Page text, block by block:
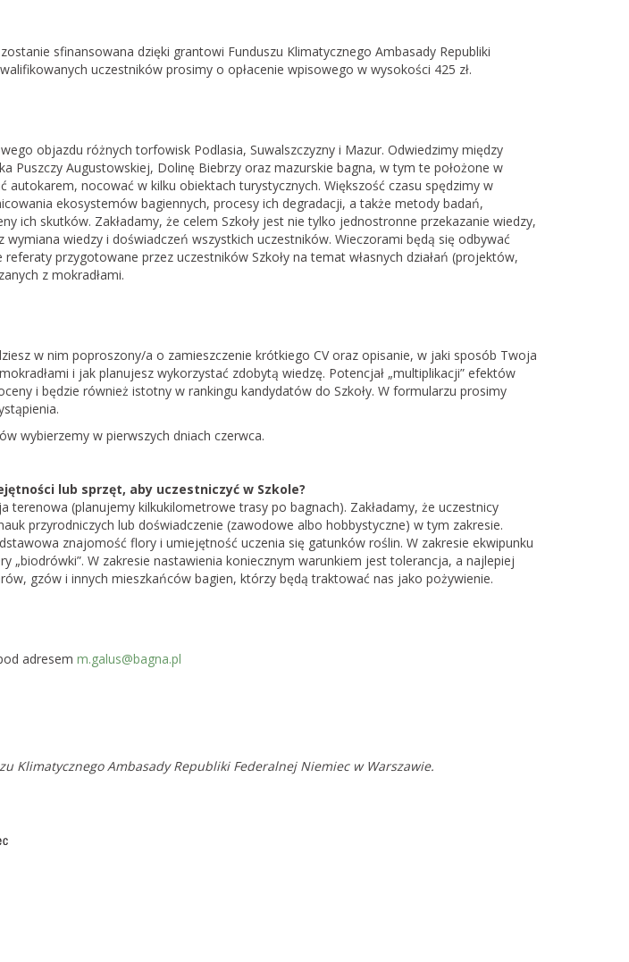
sfinansowana dzięki grantowi Funduszu Klimatycznego Ambasady Republiki
uczestników prosimy o opłacenie wpisowego w wysokości 425 zł.
objazdu różnych torfowisk Podlasia, Suwalszczyzny i Mazur. Odwiedzimy między
Puszczy Augustowskiej, Dolinę Biebrzy oraz mazurskie bagna, w tym te położone w
autokarem, nocować w kilku obiektach turystycznych. Większość czasu spędzimy w
ekosystemów bagiennych, procesy ich degradacji, a także metody badań,
ich skutków. Zakładamy, że celem Szkoły jest nie tylko jednostronne przekazanie wiedzy,
wiedzy i doświadczeń wszystkich uczestników. Wieczorami będą się odbywać
przygotowane przez uczestników Szkoły na temat własnych działań (projektów,
z mokradłami.
w nim poproszony/a o zamieszczenie krótkiego CV oraz opisanie, w jaki sposób Twoja
i jak planujesz wykorzystać zdobytą wiedzę. Potencjał „multiplikacji” efektów
i będzie również istotny w rankingu kandydatów do Szkoły. W formularzu prosimy
wybierzemy w pierwszych dniach czerwca.
lub sprzęt, aby uczestniczyć w Szkole?
terenowa (planujemy kilkukilometrowe trasy po bagnach). Zakładamy, że uczestnicy
przyrodniczych lub doświadczenie (zawodowe albo hobbystyczne) w tym zakresie.
znajomość flory i umiejętność uczenia się gatunków roślin. W zakresie ekwipunku
„biodrówki”. W zakresie nastawienia koniecznym warunkiem jest tolerancja, a najlepiej
gzów i innych mieszkańców bagien, którzy będą traktować nas jako pożywienie.
adresem m.galus@bagna.pl
Klimatycznego Ambasady Republiki Federalnej Niemiec w Warszawie.